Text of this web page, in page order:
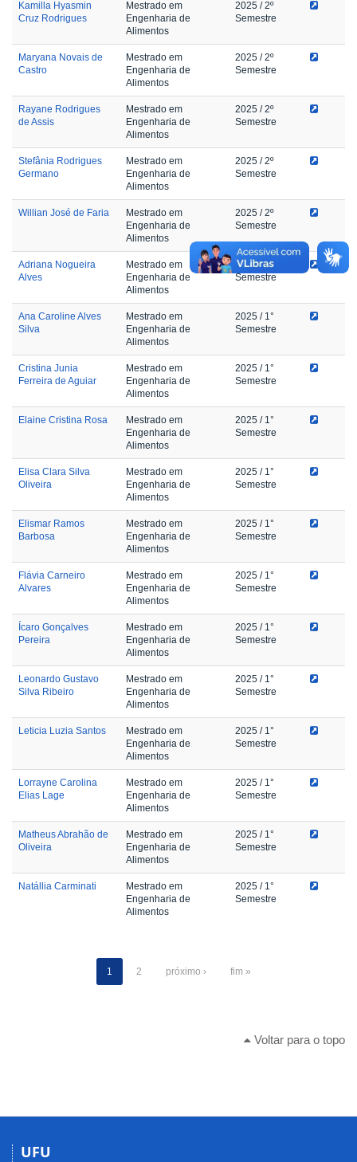
Kamilla Hyasmin
Cruz Rodrigues
Mestrado em
Engenharia de
Alimentos
2025 / 2º
Semestre
Maryana Novais de
Castro
Mestrado em
Engenharia de
Alimentos
2025 / 2º
Semestre
Rayane Rodrigues
de Assis
Mestrado em
Engenharia de
Alimentos
2025 / 2º
Semestre
Stefânia Rodrigues
Germano
Mestrado em
Engenharia de
Alimentos
2025 / 2º
Semestre
Willian José de Faria
Mestrado em
Engenharia de
Alimentos
2025 / 2º
Semestre
Adriana Nogueira
Alves
Mestrado em
Engenharia de
Alimentos
2025/ 1°
Semestre
Ana Caroline Alves
Silva
Mestrado em
Engenharia de
Alimentos
2025 / 1°
Semestre
Cristina Junia
Ferreira de Aguiar
Mestrado em
Engenharia de
Alimentos
2025 / 1°
Semestre
Elaine Cristina Rosa
Mestrado em
Engenharia de
Alimentos
2025 / 1°
Semestre
Elisa Clara Silva
Oliveira
Mestrado em
Engenharia de
Alimentos
2025 / 1°
Semestre
Elismar Ramos
Barbosa
Mestrado em
Engenharia de
Alimentos
2025 / 1°
Semestre
Flávia Carneiro
Alvares
Mestrado em
Engenharia de
Alimentos
2025 / 1°
Semestre
Ícaro Gonçalves
Pereira
Mestrado em
Engenharia de
Alimentos
2025 / 1°
Semestre
Leonardo Gustavo
Silva Ribeiro
Mestrado em
Engenharia de
Alimentos
2025 / 1°
Semestre
Leticia Luzia Santos
Mestrado em
Engenharia de
Alimentos
2025 / 1°
Semestre
Lorrayne Carolina
Elias Lage
Mestrado em
Engenharia de
Alimentos
2025 / 1°
Semestre
Matheus Abrahão de
Oliveira
Mestrado em
Engenharia de
Alimentos
2025 / 1°
Semestre
Natállia Carminati
Mestrado em
Engenharia de
Alimentos
2025 / 1°
Semestre
1 2 próximo › fim »
Voltar para o topo
UFU